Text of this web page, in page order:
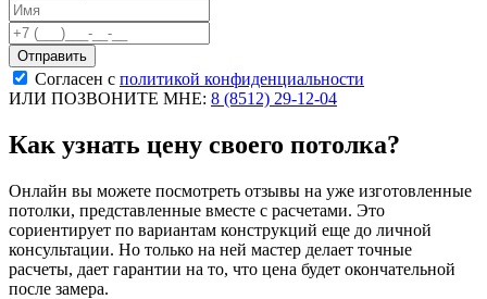
Согласен с политикой конфиденциальности
ИЛИ ПОЗВОНИТЕ МНЕ: 8 (8512) 29-12-04
Как узнать цену своего потолка?
Онлайн вы можете посмотреть отзывы на уже изготовленные
потолки, представленные вместе с расчетами. Это
сориентирует по вариантам конструкций еще до личной
консультации. Но только на ней мастер делает точные
расчеты, дает гарантии на то, что цена будет окончательной
после замера.